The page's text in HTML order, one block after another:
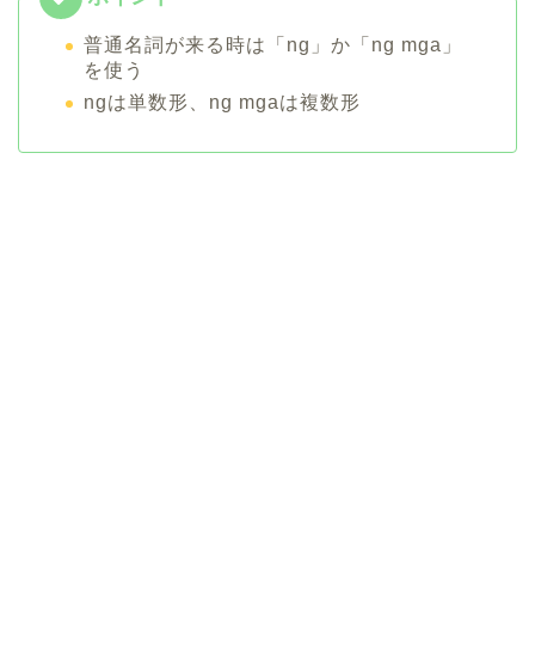
普通名詞が来る時は「ng」か「ng mga」
を使う
ngは単数形、ng mgaは複数形